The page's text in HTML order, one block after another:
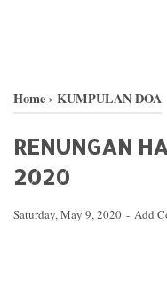
Home› KUMPULAN DOA
RENUNGAN
2020
Saturday, May 9, 2020 Add